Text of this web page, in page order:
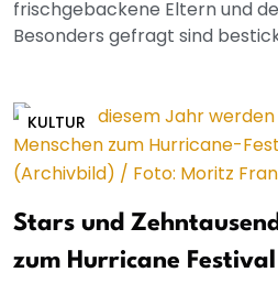
frischgebackene Eltern und
Besonders gefragt sind
KULTUR
Stars und
zum Hurricane Festival